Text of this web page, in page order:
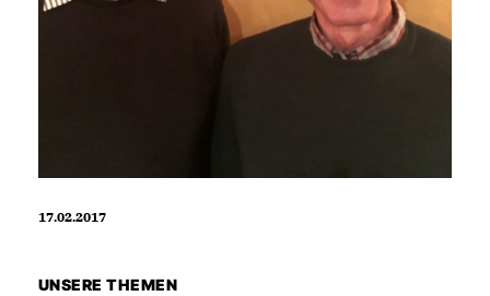
17.02.2017
UNSERE THEMEN